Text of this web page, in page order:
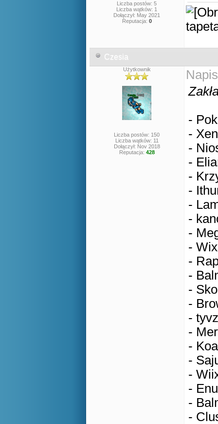
Liczba postów: 5
Liczba wątków: 1
Dołączył: May 2021
Reputacja: 0
Czesia
Użytkownik
Liczba postów: 150
Liczba wątków: 11
Dołączył: Nov 2018
Reputacja: 428
-
-
-
-
-
-
-
-
-
-
-
-
-
-
-
-
-
-
-
-
-
-